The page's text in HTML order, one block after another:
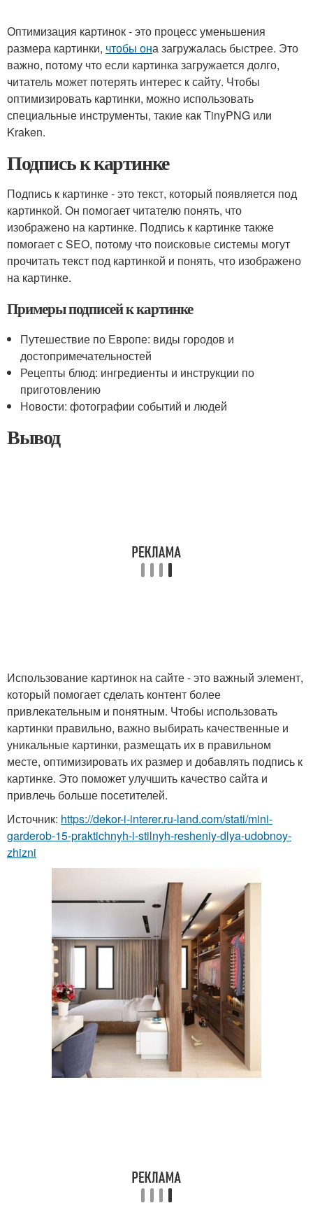
Оптимизация картинок - это процесс уменьшения
размера картинки, чтобы она загружалась быстрее. Это
важно, потому что если картинка загружается долго,
читатель может потерять интерес к сайту. Чтобы
оптимизировать картинки, можно использовать
специальные инструменты, такие как TinyPNG или
Kraken.
Подпись к картинке
Подпись к картинке - это текст, который появляется под
картинкой. Он помогает читателю понять, что
изображено на картинке. Подпись к картинке также
помогает с SEO, потому что поисковые системы могут
прочитать текст под картинкой и понять, что изображено
на картинке.
Примеры подписей к картинке
Путешествие по Европе: виды городов и
достопримечательностей
Рецепты блюд: ингредиенты и инструкции по
приготовлению
Новости: фотографии событий и людей
Вывод
Использование картинок на сайте - это важный элемент,
который помогает сделать контент более
привлекательным и понятным. Чтобы использовать
картинки правильно, важно выбирать качественные и
уникальные картинки, размещать их в правильном
месте, оптимизировать их размер и добавлять подпись к
картинке. Это поможет улучшить качество сайта и
привлечь больше посетителей.
Источник: https://dekor-i-interer.ru-land.com/stati/mini-
garderob-15-praktichnyh-i-stilnyh-resheniy-dlya-udobnoy-
zhizni